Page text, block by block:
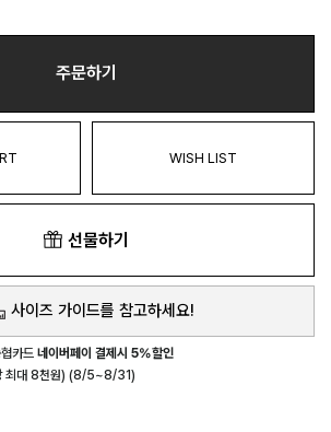
주문하기
WISH LIST
선물하기
사이즈 가이드를 참고하세요!
협카드네이버페이 결제시 5%할인
최대 8천원) (8/5~8/31)